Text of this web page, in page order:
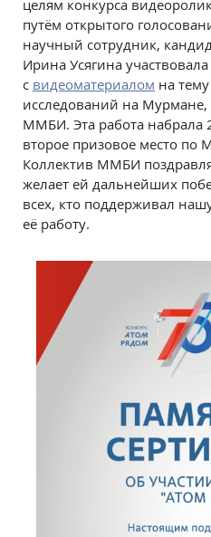
целям конкурса
путём открытого
научный сотрудник,
Ирина Усягина
с видеоматериалом на
исследований на
ММБИ. Эта работа набрала
второе призовое место по
Коллектив ММБИ
желает ей дальнейших
всех, кто поддерживал
её работу.